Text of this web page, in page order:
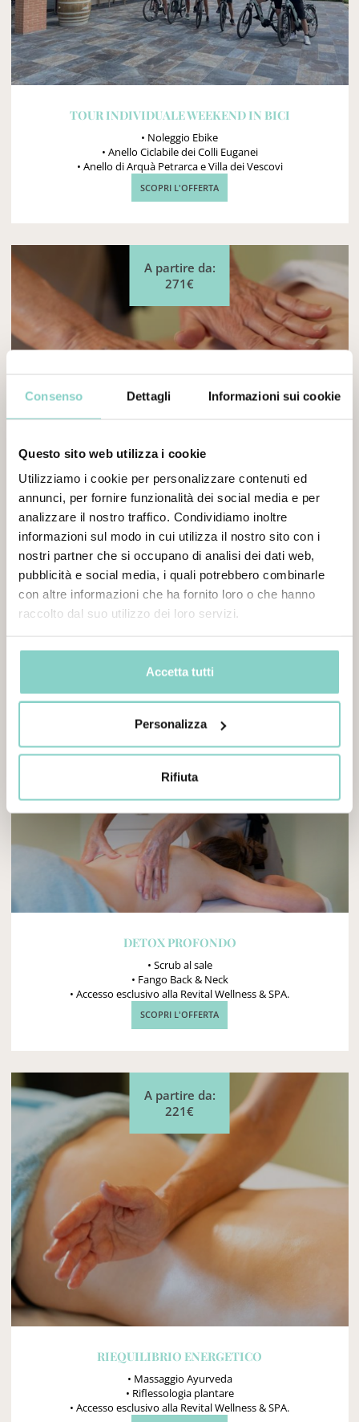
Consenso Dettagli Informazioni sui cookie
Questo sito web utilizza i cookie
Utilizziamo i cookie per personalizzare contenuti ed
annunci, per fornire funzionalità dei social media e per
analizzare il nostro traffico. Condividiamo inoltre
informazioni sul modo in cui utilizza il nostro sito con i
nostri partner che si occupano di analisi dei dati web,
pubblicità e social media, i quali potrebbero combinarle
con altre informazioni che ha fornito loro o che hanno
raccolto dal suo utilizzo dei loro servizi.
Accetta tutti
Personalizza
Rifiuta
TOUR INDIVIDUALE WEEKEND IN BICI
• Noleggio Ebike
• Anello Ciclabile dei Colli Euganei
• Anello di Arquà Petrarca e Villa dei Vescovi
SCOPRI L'OFFERTA
A partire da:
271€
SEGRETI D'ORIENTE
• Massaggio Berbero
• Rituale Cleopatra
• Accesso esclusivo alla Revital Wellness & SPA.
SCOPRI L'OFFERTA
A partire da:
241€
DETOX PROFONDO
• Scrub al sale
• Fango Back & Neck
• Accesso esclusivo alla Revital Wellness & SPA.
SCOPRI L'OFFERTA
A partire da:
221€
RIEQUILIBRIO ENERGETICO
• Massaggio Ayurveda
• Riflessologia plantare
• Accesso esclusivo alla Revital Wellness & SPA.